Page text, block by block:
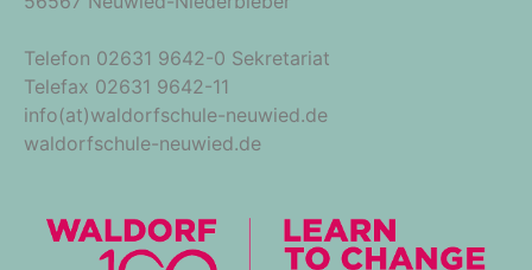
Telefon 02631 9642-0 Sekretariat
Telefax 02631 9642-11
info(at)waldorfschule-neuwied.de
waldorfschule-neuwied.de